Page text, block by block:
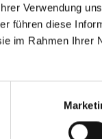
Verwendung
führen diese
im Rahmen Ihrer